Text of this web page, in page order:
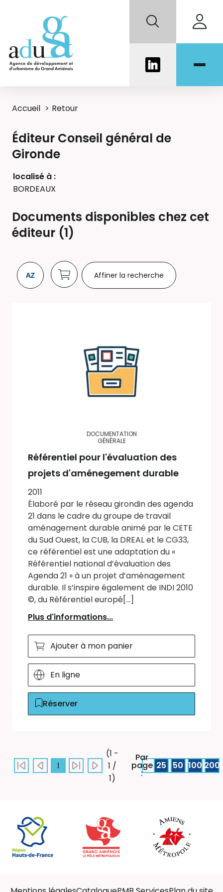
Accueil Retour
Éditeur Conseil général de
Gironde
localisé à :
BORDEAUX
Documents disponibles chez cet
éditeur (1)
Affiner la recherche
DOCUMENTATION
GÉNÉRALE
Référentiel pour l'évaluation des
projets d'aménegement durable
2011
Élaboré par le réseau girondin des agenda
21 dans le cadre du groupe de travail
aménagement durable animé par le CETE
du Sud Ouest, la CUB, la DREAL et le CG33,
ce référentiel est une adaptation du «
Référentiel national d’évaluation des
Agenda 21 » à un projet d’aménagement
durable. Il s’inspire également de INDI 2010
©, du Référentiel europé[...]
Plus d'informations...
Ajouter à mon panier
En ligne
Réserver
1
(1 -
1 /
1)
Par
page
:
25 50 100 200